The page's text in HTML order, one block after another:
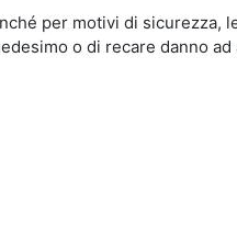
per motivi di sicurezza,
o di recare danno